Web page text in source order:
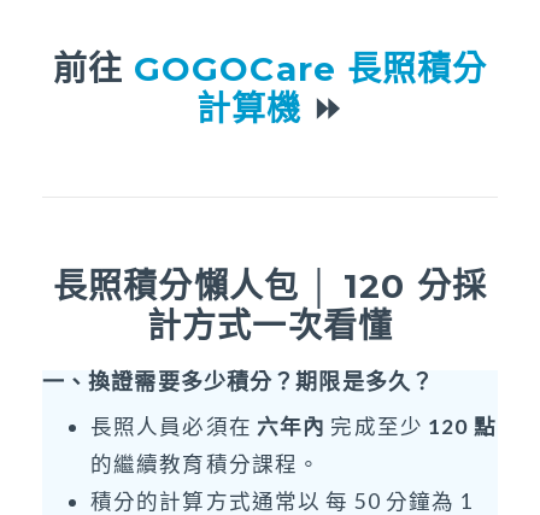
前往 GOGOCare 長照積分
計算機 ⏩
長照積分懶人包 │ 120 分採
計方式一次看懂
一、換證需要多少積分？期限是多久？
長照人員必須在 六年內 完成至少 120 點
的繼續教育積分課程。
積分的計算方式通常以 每 50 分鐘為 1